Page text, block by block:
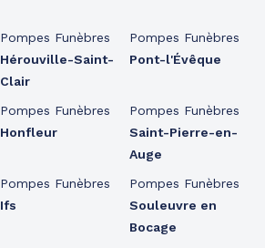
Pompes Funèbres
Hérouville-Saint-
Clair
Pompes Funèbres
Honfleur
Pompes Funèbres
Ifs
Pompes Funèbres
Pont-l'Évêque
Pompes Funèbres
Saint-Pierre-en-
Auge
Pompes Funèbres
Souleuvre en
Bocage